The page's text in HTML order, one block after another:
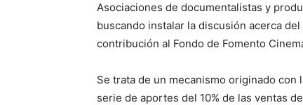
Asociaciones de documentalistas y
buscando instalar la discusión acerca
contribución al Fondo de Fomento
Se trata de un mecanismo originado con
serie de aportes del 10% de las ventas